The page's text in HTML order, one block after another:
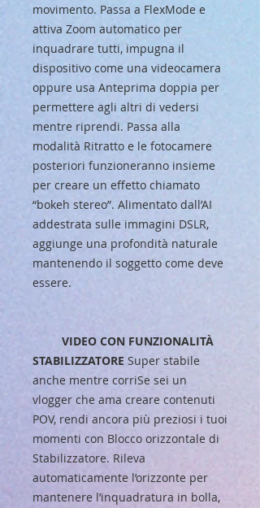
movimento. Passa a FlexMode e
attiva Zoom automatico per
inquadrare tutti, impugna il
dispositivo come una videocamera
oppure usa Anteprima doppia per
permettere agli altri di vedersi
mentre riprendi. Passa alla
modalità Ritratto e le fotocamere
posteriori funzioneranno insieme
per creare un effetto chiamato
“bokeh stereo”. Alimentato dall’AI
addestrata sulle immagini DSLR,
aggiunge una profondità naturale
mantenendo il soggetto come deve
essere.
VIDEO CON FUNZIONALITÀ
STABILIZZATORE Super stabile
anche mentre corriSe sei un
vlogger che ama creare contenuti
POV, rendi ancora più preziosi i tuoi
momenti con Blocco orizzontale di
Stabilizzatore. Rileva
automaticamente l’orizzonte per
mantenere l’inquadratura in bolla,